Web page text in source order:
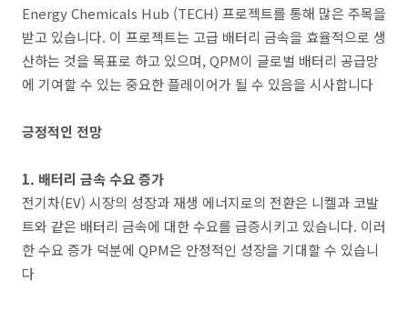
Energy Chemicals Hub (TECH) 프로젝트를 통해 많은 주목을
받고 있습니다. 이 프로젝트는 고급 배터리 금속을 효율적으로 생
산하는 것을 목표로 하고 있으며, QPM이 글로벌 배터리 공급망
에 기여할 수 있는 중요한 플레이어가 될 수 있음을 시사합니다​
긍정적인 전망
1. 배터리 금속 수요 증가
전기차(EV) 시장의 성장과 재생 에너지로의 전환은 니켈과 코발
트와 같은 배터리 금속에 대한 수요를 급증시키고 있습니다. 이러
한 수요 증가 덕분에 QPM은 안정적인 성장을 기대할 수 있습니
다​